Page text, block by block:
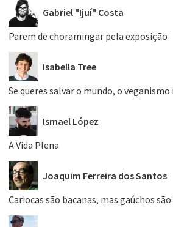
Gabriel "Ijuí" Costa
Parem de choramingar pela exposição
Isabella Tree
Se queres salvar o mundo, o
Ismael López
A Vida Plena
Joaquim Ferreira dos Santos
Cariocas são bacanas, mas gaúchos